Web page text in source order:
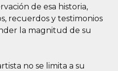
de esa historia,
recuerdos y testimonios
la magnitud de su
no se limita a su